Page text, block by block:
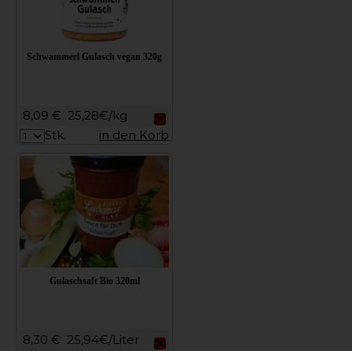
Schwammerl Gulasch vegan 320g
8,09 € 25,28€/kg
Stk.
in den Korb
Gulaschsaft Bio 320ml
8,30 € 25,94€/Liter